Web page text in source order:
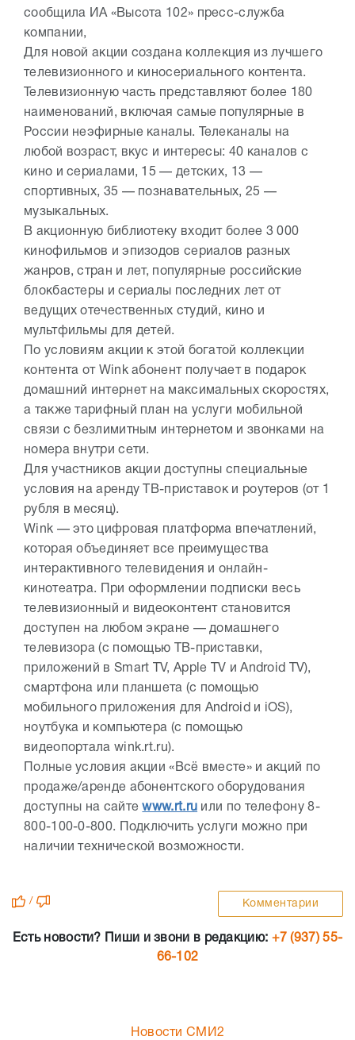
сообщила ИА «Высота 102» пресс-служба
компании,
Для новой акции создана коллекция из лучшего
телевизионного и киносериального контента.
Телевизионную часть представляют более 180
наименований, включая самые популярные в
России неэфирные каналы. Телеканалы на
любой возраст, вкус и интересы: 40 каналов с
кино и сериалами, 15 — детских, 13 —
спортивных, 35 — познавательных, 25 —
музыкальных.
В акционную библиотеку входит более 3 000
кинофильмов и эпизодов сериалов разных
жанров, стран и лет, популярные российские
блокбастеры и сериалы последних лет от
ведущих отечественных студий, кино и
мультфильмы для детей.
По условиям акции к этой богатой коллекции
контента от Wink абонент получает в подарок
домашний интернет на максимальных скоростях,
а также тарифный план на услуги мобильной
связи с безлимитным интернетом и звонками на
номера внутри сети.
Для участников акции доступны специальные
условия на аренду ТВ-приставок и роутеров (от 1
рубля в месяц).
Wink — это цифровая платформа впечатлений,
которая объединяет все преимущества
интерактивного телевидения и онлайн-
кинотеатра. При оформлении подписки весь
телевизионный и видеоконтент становится
доступен на любом экране — домашнего
телевизора (с помощью ТВ-приставки,
приложений в Smart TV, Apple TV и Android TV),
смартфона или планшета (с помощью
мобильного приложения для Android и iOS),
ноутбука и компьютера (с помощью
видеопортала wink.rt.ru).
Полные условия акции «Всё вместе» и акций по
продаже/аренде абонентского оборудования
доступны на сайтеwww.rt.ru или по телефону 8-
800-100-0-800. Подключить услуги можно при
наличии технической возможности.
/ Комментарии
Есть новости? Пиши и звони в редакцию: +7 (937) 55-
66-102
Новости СМИ2